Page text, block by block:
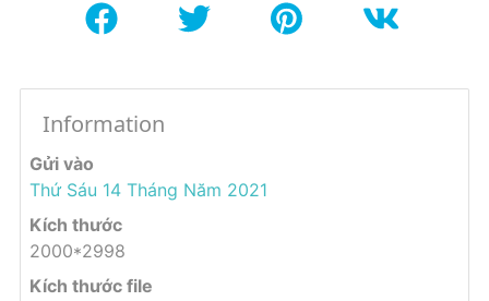
Information
Gửi vào
Thứ Sáu 14 Tháng Năm 2021
Kích thước
2000*2998
Kích thước file